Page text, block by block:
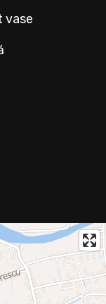
vase